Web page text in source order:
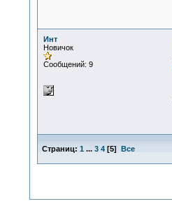
Инт
Новичок
Сообщений: 9
Страниц: 1 ... 3 4[5] Все